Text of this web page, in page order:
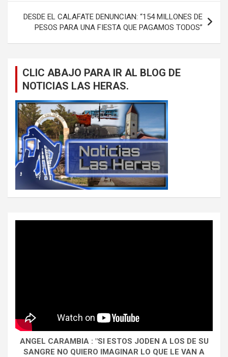
DESDE EL CALAFATE DENUNCIAN: “154 MILLONES DE
PESOS PARA UNA FIESTA QUE PAGAMOS TODOS”
CLIC ABAJO PARA IR AL BLOG DE
NOTICIAS LAS HERAS.
ANGEL CARAMBIA : "SI ESTOS JODEN A LOS DE SU
SANGRE NO QUIERO IMAGINAR LO QUE LE VAN A